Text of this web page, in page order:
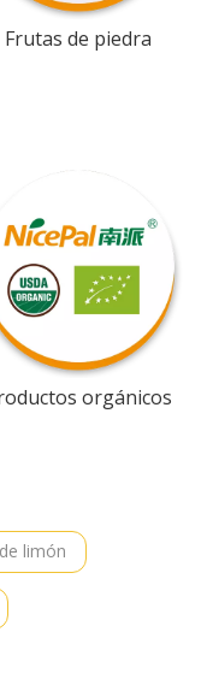
Frutas de piedra
orgánicos
limón